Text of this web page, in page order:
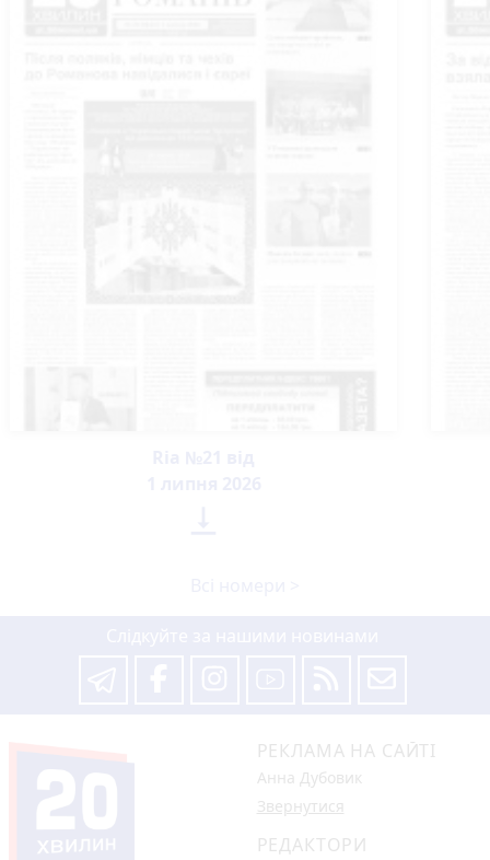
РЕКЛАМА НА САЙТІ
Анна Дубовик
Звернутися
РЕДАКТОРИ